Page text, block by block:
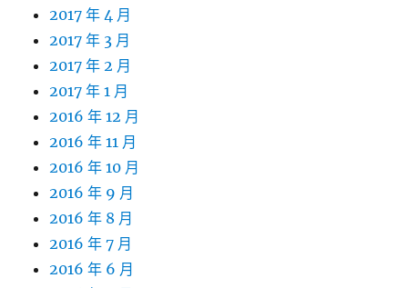
2017 年 4 月
2017 年 3 月
2017 年 2 月
2017 年 1 月
2016 年 12 月
2016 年 11 月
2016 年 10 月
2016 年 9 月
2016 年 8 月
2016 年 7 月
2016 年 6 月